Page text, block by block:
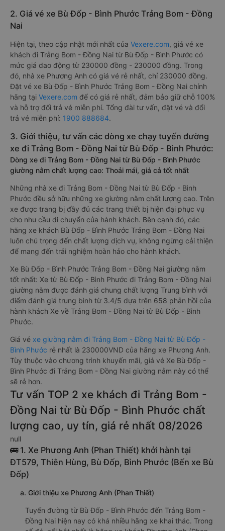
2. Giá vé xe Bù Đốp - Bình Phước Trảng Bom - Đồng
Nai
Hiện tại, theo cập nhật mới nhất của Vexere.com, giá vé xe
khách đi Trảng Bom - Đồng Nai từ Bù Đốp - Bình Phước có
mức giá dao động từ 230000 đồng - 230000 đồng. Trong
đó, nhà xe Phương Anh có giá vé rẻ nhất, chỉ 230000 đồng.
Đặt vé xe Bù Đốp - Bình Phước Trảng Bom - Đồng Nai chính
hãng tại Vexere.com để có giá rẻ nhất, đảm bảo giữ chỗ 100%
và hỗ trợ đổi trả vé miễn phí. Tổng đài tư vấn, đặt vé và đổi
trả vé miễn phí: 1900 888684.
3. Giới thiệu, tư vấn các dòng xe chạy tuyến đường
xe đi Trảng Bom - Đồng Nai từ Bù Đốp - Bình Phước:
Dòng xe đi Trảng Bom - Đồng Nai từ Bù Đốp - Bình Phước
giường nằm chất lượng cao: Thoải mái, giá cả tốt nhất
Những nhà xe đi Trảng Bom - Đồng Nai từ Bù Đốp - Bình
Phước đều sở hữu những xe giường nằm chất lượng cao. Trên
xe được trang bị đầy đủ các trang thiết bị hiện đại phục vụ
cho nhu cầu di chuyển của hành khách. Bên cạnh đó, các
hãng xe khách Bù Đốp - Bình Phước Trảng Bom - Đồng Nai
luôn chú trọng đến chất lượng dịch vụ, không ngừng cải thiện
để mang đến trải nghiệm hoàn hảo cho hành khách.
Xe Bù Đốp - Bình Phước Trảng Bom - Đồng Nai giường nằm
tốt nhất: Xe từ Bù Đốp - Bình Phước đi Trảng Bom - Đồng Nai
giường nằm được đánh giá chung chất lượng Trung bình với
điểm đánh giá trung bình từ 3.4/5 dựa trên 658 phản hồi của
hành khách Xe về Trảng Bom - Đồng Nai từ Bù Đốp - Bình
Phước.
Giá vé xe giường nằm đi Trảng Bom - Đồng Nai từ Bù Đốp -
Bình Phước rẻ nhất là 230000VND của hãng xe Phương Anh.
Tùy thuộc vào chương trình khuyến mãi, giá vé Xe Bù Đốp -
Bình Phước đi Trảng Bom - Đồng Nai giường nằm này có thể
sẽ rẻ hơn.
Tư vấn TOP 2 xe khách đi Trảng Bom -
Đồng Nai từ Bù Đốp - Bình Phước chất
lượng cao, uy tín, giá rẻ nhất 08/2026
null
🚌 1. Xe Phương Anh (Phan Thiết) khởi hành tại
ĐT579, Thiên Hùng, Bù Đốp, Bình Phước (Bến xe Bù
Đốp)
a. Giới thiệu xe Phương Anh (Phan Thiết)
Tuyến đường từ Bù Đốp - Bình Phước đến Trảng Bom -
Đồng Nai hiện nay có khá nhiều hãng xe khai thác. Trong